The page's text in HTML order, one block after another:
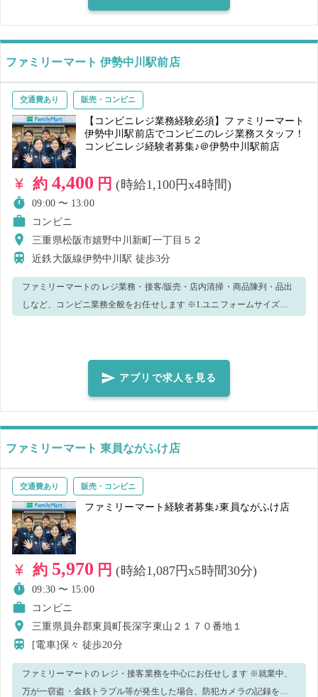
安心です💪 食事補助もあります🎈✨ 20代～30代が多く活躍する環境
で、協力しながらお仕事しています！！ 気になった方はぜひご応募く
ださい♪
ファミリーマート 伊勢中川駅前店
交通費あり 販売・コンビニ
【コンビニレジ業務経験必須】ファミリーマート
伊勢中川駅前店でコンビニのレジ業務スタッフ！
コンビニレジ経験者募集♪＠伊勢中川駅前店
約 4,400 円(時給1,100円x4時間)
09:00 〜 13:00
コンビニ
三重県松阪市嬉野中川新町一丁目５２
近鉄大阪線伊勢中川駅 徒歩3分
ファミリーマートの レジ業務・接客/販売・店内清掃・商品陳列・品出
しなど、コンビニ業務全般をお任せします ※1.ユニフォームサイズ確
出致します。 ※3.新型コロナウィルス感染予防策として、手洗い・消
毒実施、正しくマスク着用の上、レジ・接客業務等をお願いします。
※4.複数応募の場合、1日でもキャンセルされた場合、その後の仕事も
キャンセルされる場合があるので、ご了承ください。 ＜正しいマスク
着用＞鼻～アゴまで、できるだけ隙間ができないように覆うようにマ
スクを装着してください。 ※5.就業前に必ず体調・体温チェックをし
アプリで求人を見る
ファミリーマート 東員ながふけ店
交通費あり 販売・コンビニ
ファミリーマート経験者募集♪東員ながふけ店
約 5,970 円(時給1,087円x5時間30分)
09:30 〜 15:00
コンビニ
三重県員弁郡東員町長深字東山２１７０番地１
[電車]保々徒歩20分
ファミリーマートの レジ・接客業務を中心にお任せします ※就業中、
万が一窃盗・金銭トラブル等が発生した場合、防犯カメラの記録を警